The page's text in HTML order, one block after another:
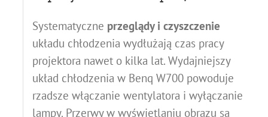
Systematyczne przeglądy i czyszczenie
układu chłodzenia wydłużają czas pracy
projektora nawet o kilka lat. Wydajniejszy
układ chłodzenia w Benq W700 powoduje
rzadsze włączanie wentylatora i wyłączanie
lampy. Przerwy w wyświetlaniu obrazu są